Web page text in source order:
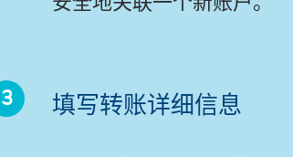
填写转账详细信息